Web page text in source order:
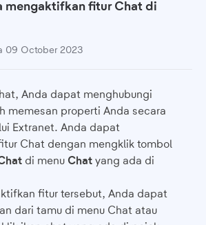
mengaktifkan fitur Chat di
09 October 2023
Anda dapat menghubungi
memesan properti Anda secara
Extranet. Anda dapat
Chat dengan mengklik tombol
di menu Chat yang ada di
fitur tersebut, Anda dapat
dari tamu di menu Chat atau